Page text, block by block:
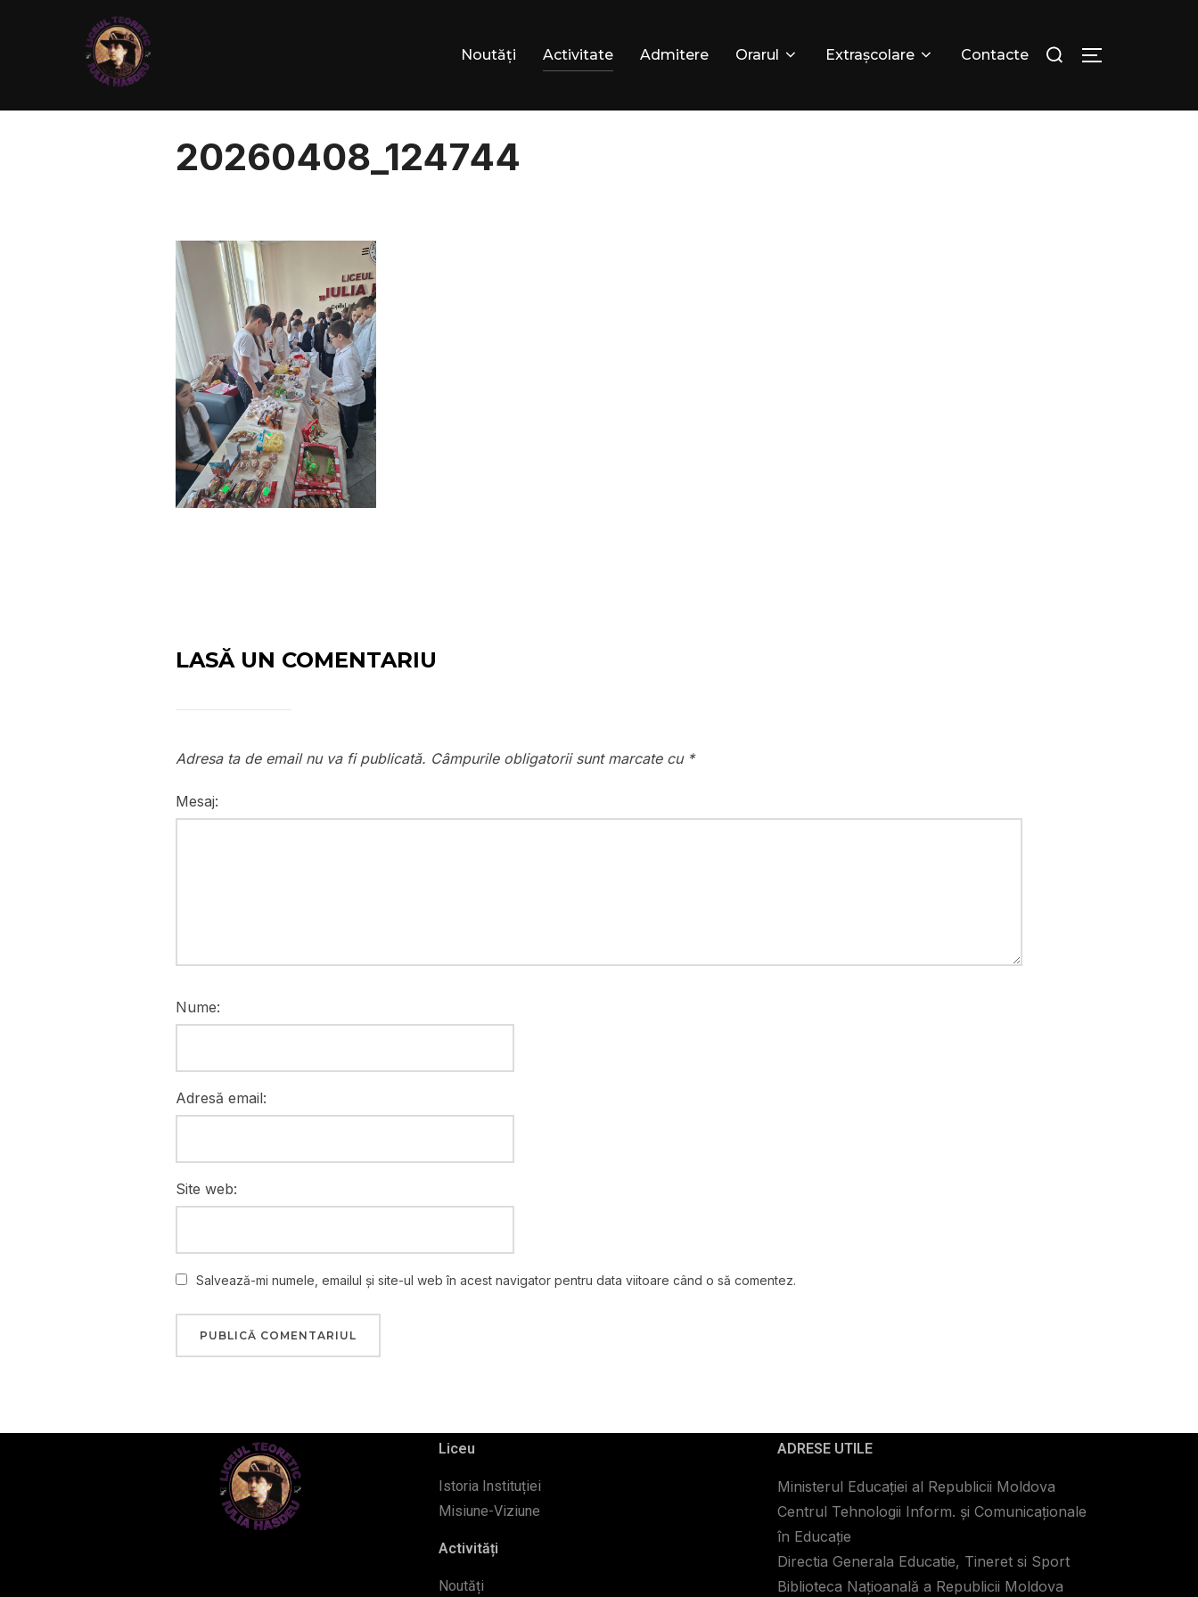
Noutăți Activitate Admitere Orarul Extrașcolare Contacte
20260408_124744
LASĂ UN COMENTARIU
Adresa ta de email nu va fi publicată. Câmpurile obligatorii sunt marcate cu *
Mesaj:
Nume:
Adresă email:
Site web:
Salvează-mi numele, emailul și site-ul web în acest navigator pentru data viitoare când o să comentez.
Liceu
Istoria Instituției
Misiune-Viziune
Activități
Noutăți
ADRESE UTILE
Ministerul Educației al Republicii Moldova
Centrul Tehnologii Inform. şi Comunicaţionale
în Educaţie
Directia Generala Educatie, Tineret si Sport
Biblioteca Naţioanală a Republicii Moldova